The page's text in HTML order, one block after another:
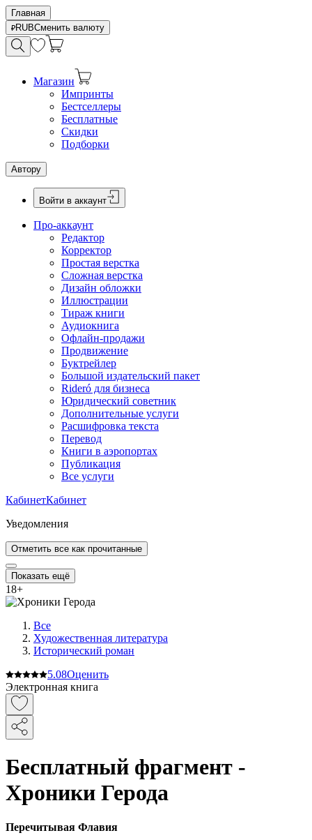
Главная
RUBСменить валюту
Магазин
Импринты
Бестселлеры
Бесплатные
Скидки
Подборки
Автору
Войти в аккаунт
Про-аккаунт
Редактор
Корректор
Простая верстка
Сложная верстка
Дизайн обложки
Иллюстрации
Тираж книги
Аудиокнига
Офлайн-продажи
Продвижение
Буктрейлер
Большой издательский пакет
Rideró для бизнеса
Юридический советник
Дополнительные услуги
Расшифровка текста
Перевод
Книги в аэропортах
Публикация
Все услуги
КабинетКабинет
Уведомления
Отметить все как прочитанные
Показать ещё
18+
Все
Художественная литература
Исторический роман
5.08Оценить
Электронная книга
Бесплатный фрагмент -
Хроники Герода
Перечитывая Флавия